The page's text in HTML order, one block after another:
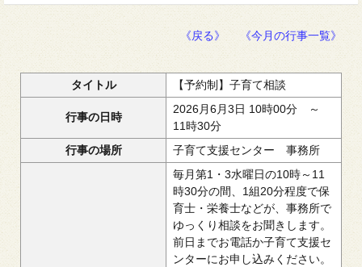
《戻る》 《今月の行事一覧》
タイトル 【予約制】子育て相談
行事の日時
2026月6月3日 10時00分 ～
11時30分
行事の場所
子育て支援センター 事務所
毎月第1・3水曜日の10時～11
時30分の間、1組20分程度で保
育士・栄養士などが、事務所で
ゆっくり相談をお聞きします。
前日までお電話か子育て支援セ
ンターにお申し込みください。